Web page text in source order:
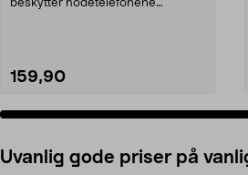
beskytter hodetelefonene
159,90
Uvanlig gode priser på